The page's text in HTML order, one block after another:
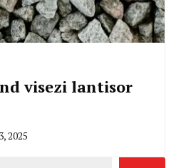
visezi lantisor
2025